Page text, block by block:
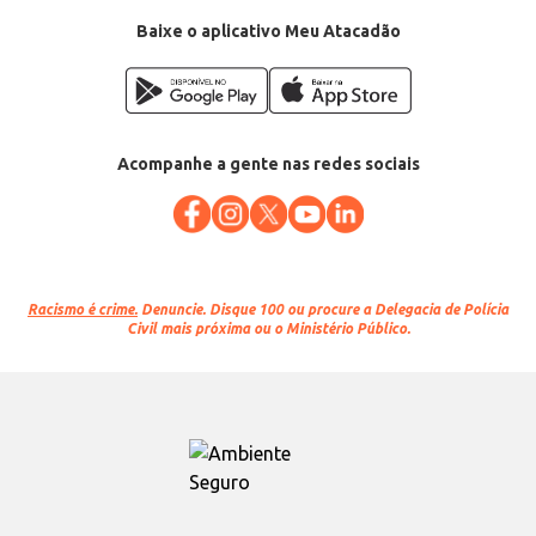
Baixe o aplicativo Meu Atacadão
Acompanhe a gente nas redes sociais
Racismo é crime. Denuncie. Disque 100 ou procure a Delegacia de Polícia
Civil mais próxima ou o Ministério Público.